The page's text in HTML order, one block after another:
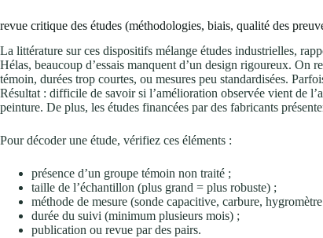
revue critique des études (méthodologies, biais, qualité des
La littérature sur ces dispositifs mélange études industrielles,
Hélas, beaucoup d’essais manquent d’un design rigoureux. On
témoin, durées trop courtes, ou mesures peu standardisées.
Résultat : difficile de savoir si l’amélioration observée vient de
peinture. De plus, les études financées par des fabricants
Pour décoder une étude, vérifiez ces éléments :
présence d’un groupe témoin non traité ;
taille de l’échantillon (plus grand = plus robuste) ;
méthode de mesure (sonde capacitive, carbure,
durée du suivi (minimum plusieurs mois) ;
publication ou revue par des pairs.